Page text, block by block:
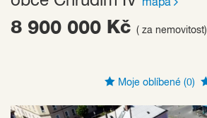
mapa
8 900 000 Kč ( za nemovitost)
Moje oblíbené (0)